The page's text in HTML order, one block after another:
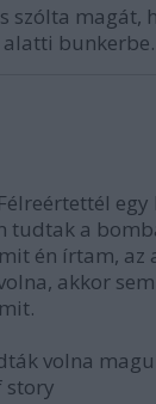
szólta magát,
alatti bunkerbe.
egy
tudtak a
én írtam, az
akkor
volna
story